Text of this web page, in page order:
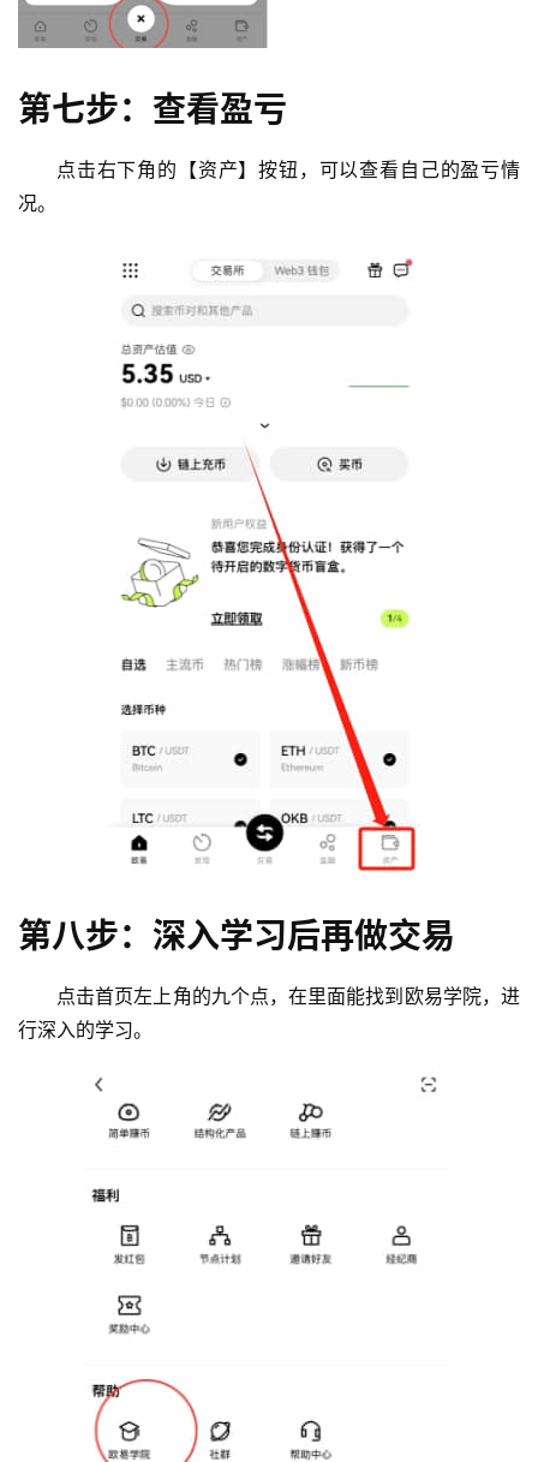
第七步：查看盈亏
点击右下角的【资产】按钮，可以查看自己的盈亏情
况。
第八步：深入学习后再做交易
点击首页左上角的九个点，在里面能找到欧易学院，进
行深入的学习。